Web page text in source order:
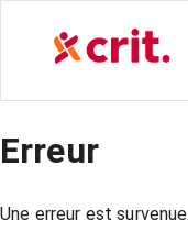
Erreur
Une erreur est survenue.